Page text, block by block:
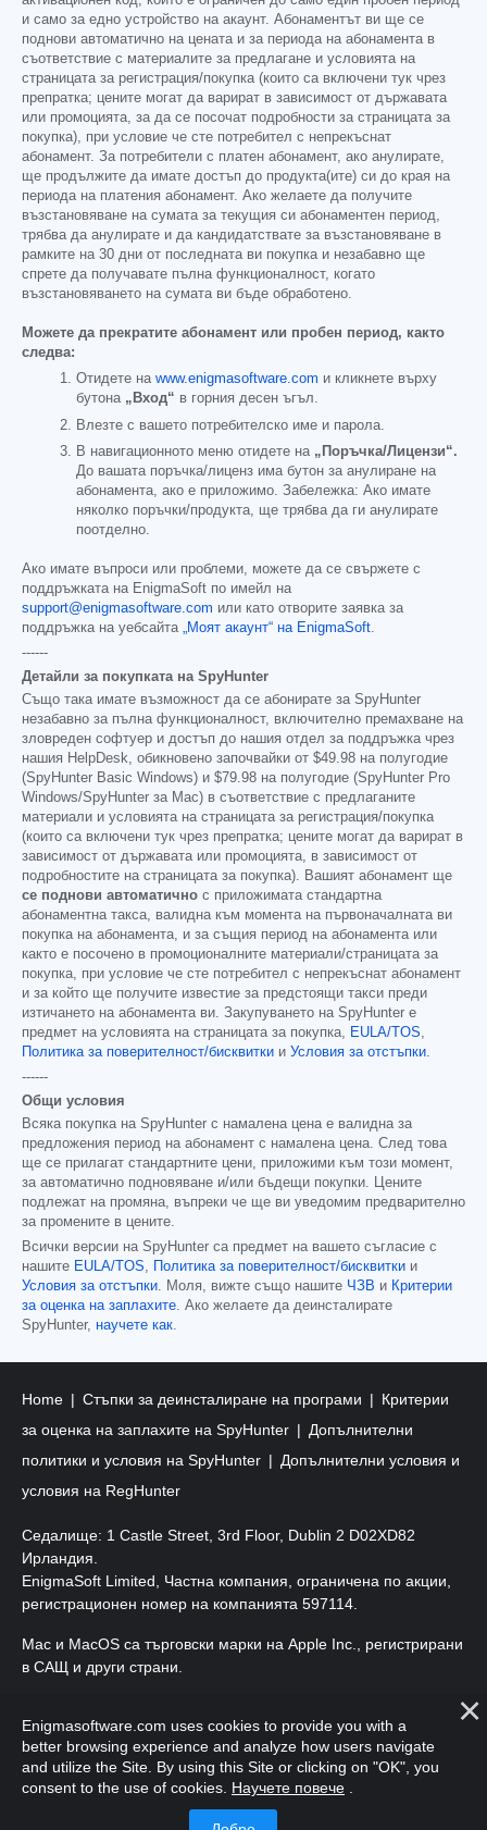
и само за едно устройство на акаунт. Абонаментът ви ще се
поднови автоматично на цената и за периода на абонамента в
съответствие с материалите за предлагане и условията на
страницата за регистрация/покупка (които са включени тук чрез
препратка; цените могат да варират в зависимост от държавата
или промоцията, за да се посочат подробности за страницата за
покупка), при условие че сте потребител с непрекъснат
абонамент. За потребители с платен абонамент, ако анулирате,
ще продължите да имате достъп до продукта(ите) си до края на
периода на платения абонамент. Ако желаете да получите
възстановяване на сумата за текущия си абонаментен период,
трябва да анулирате и да кандидатствате за възстановяване в
рамките на 30 дни от последната ви покупка и незабавно ще
спрете да получавате пълна функционалност, когато
възстановяването на сумата ви бъде обработено.
Можете да прекратите абонамент или пробен период, както
следва:
Отидете на www.enigmasoftware.com и кликнете върху
бутона „Вход“ в горния десен ъгъл.
Влезте с вашето потребителско име и парола.
В навигационното меню отидете на „Поръчка/Лицензи“.
До вашата поръчка/лиценз има бутон за анулиране на
абонамента, ако е приложимо. Забележка: Ако имате
няколко поръчки/продукта, ще трябва да ги анулирате
поотделно.
Ако имате въпроси или проблеми, можете да се свържете с
поддръжката на EnigmaSoft по имейл на
support@enigmasoftware.com или като отворите заявка за
поддръжка на уебсайта „Моят акаунт“ на EnigmaSoft.
------
Детайли за покупката на SpyHunter
Също така имате възможност да се абонирате за SpyHunter
незабавно за пълна функционалност, включително премахване на
зловреден софтуер и достъп до нашия отдел за поддръжка чрез
нашия HelpDesk, обикновено започвайки от $49.98 на полугодие
(SpyHunter Basic Windows) и $79.98 на полугодие (SpyHunter Pro
Windows/SpyHunter за Mac) в съответствие с предлаганите
материали и условията на страницата за регистрация/покупка
(които са включени тук чрез препратка; цените могат да варират в
зависимост от държавата или промоцията, в зависимост от
подробностите на страницата за покупка). Вашият абонамент ще
се поднови автоматично с приложимата стандартна
абонаментна такса, валидна към момента на първоначалната ви
покупка на абонамента, и за същия период на абонамента или
както е посочено в промоционалните материали/страницата за
покупка, при условие че сте потребител с непрекъснат абонамент
и за който ще получите известие за предстоящи такси преди
изтичането на абонамента ви. Закупуването на SpyHunter е
предмет на условията на страницата за покупка, EULA/TOS,
Политика за поверителност/бисквитки и Условия за отстъпки.
------
Общи условия
Всяка покупка на SpyHunter с намалена цена е валидна за
предложения период на абонамент с намалена цена. След това
ще се прилагат стандартните цени, приложими към този момент,
за автоматично подновяване и/или бъдещи покупки. Цените
подлежат на промяна, въпреки че ще ви уведомим предварително
за промените в цените.
Всички версии на SpyHunter са предмет на вашето съгласие с
нашите EULA/TOS, Политика за поверителност/бисквитки и
Условия за отстъпки. Моля, вижте също нашите ЧЗВ и Критерии
за оценка на заплахите. Ако желаете да деинсталирате
SpyHunter, научете как.
Home Стъпки за деинсталиране на програми
Критерии
за оценка на заплахите на SpyHunter
Допълнителни
политики и условия на SpyHunter
Допълнителни условия и
условия на RegHunter
Седалище: 1 Castle Street, 3rd Floor, Dublin 2 D02XD82
Ирландия.
EnigmaSoft Limited, Частна компания, ограничена по акции,
регистрационен номер на компанията 597114.
Mac и MacOS са търговски марки на Apple Inc., регистрирани
в САЩ и други страни.
запазени.
Enigmasoftware.com uses cookies to provide you with a
better browsing experience and analyze how users navigate
and utilize the Site. By using this Site or clicking on "OK", you
consent to the use of cookies. Научете повече